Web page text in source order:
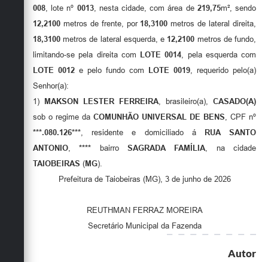
Sala M. do Empreendedor
008, lote nº 0013, nesta cidade, com área de 219,75m², sendo
12,2100 metros de frente, por 18,3100 metros de lateral direita,
18,3100 metros de lateral esquerda, e 12,2100 metros de fundo,
limitando-se pela direita com LOTE 0014, pela esquerda com
LOTE 0012 e pelo fundo com LOTE 0019, requerido pelo(a)
Senhor(a):
1)
MAKSON LESTER FERREIRA, brasileiro(a), CASADO(A)
sob o regime da COMUNHÃO UNIVERSAL DE BENS, CPF nº
***.080.126***, residente e domiciliado á
RUA SANTO
ANTONIO,**** bairroSAGRADA FAMÍLIA, na cidade
TAIOBEIRAS (MG).
Prefeitura de Taiobeiras (MG), 3 de junho de 2026
REUTHMAN FERRAZ MOREIRA
Secretário Municipal da Fazenda
Autor